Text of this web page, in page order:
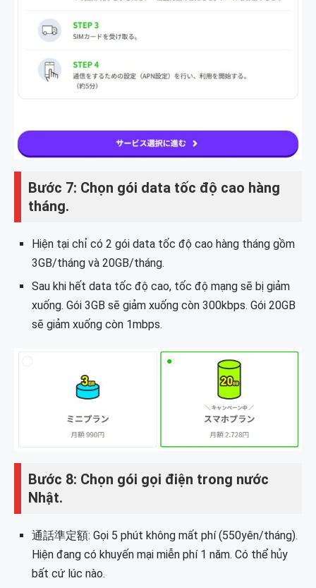
Bước 7: Chọn gói data tốc độ cao hàng
tháng.
Hiện tại chỉ có 2 gói data tốc độ cao hàng tháng gồm
3GB/tháng và 20GB/tháng.
Sau khi hết data tốc độ cao, tốc độ mạng sẽ bị giảm
xuống. Gói 3GB sẽ giảm xuống còn 300kbps. Gói 20GB
sẽ giảm xuống còn 1mbps.
Bước 8: Chọn gói gọi điện trong nước
Nhật.
通話準定額: Gọi 5 phút không mất phí (550yên/tháng).
Hiện đang có khuyến mại miễn phí 1 năm. Có thể hủy
bất cứ lúc nào.